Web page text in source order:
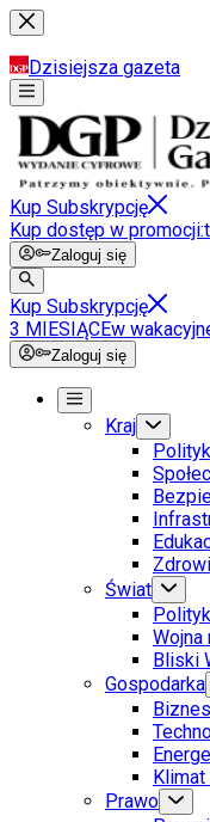
Dzisiejsza gazeta
Kup Subskrypcję
Kup dostęp w promocji:
Zaloguj się
Kup Subskrypcję
3 MIESIĄCEw
Zaloguj się
Kraj
Świat
Wojna
Bliski
Gospodarka
Biznes
Prawo